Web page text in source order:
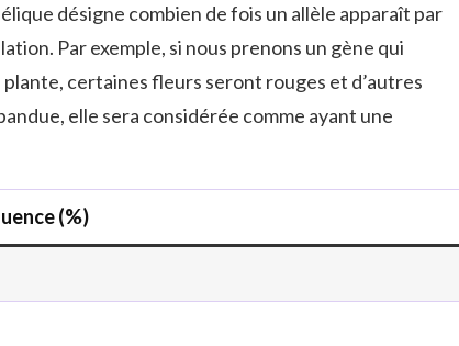
désigne combien de fois un allèle apparaît par
Par exemple, si nous prenons un gène qui
certaines fleurs seront rouges et d’autres
elle sera considérée comme ayant une
(%)